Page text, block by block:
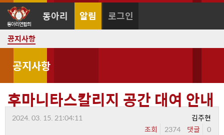
동아리 알림 로그인
공지사항
공지사항
후마니타스칼리지 공간 대여 안내
김주현
2024. 03. 15. 21:04:11
조회
2374 댓글 0